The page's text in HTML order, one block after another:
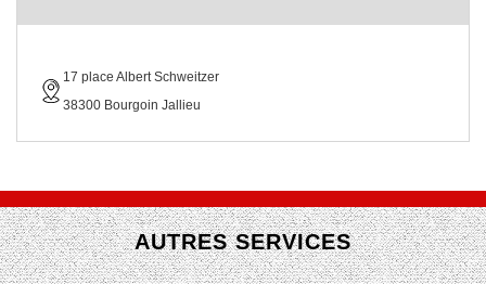
17 place Albert Schweitzer
38300 Bourgoin Jallieu
AUTRES SERVICES